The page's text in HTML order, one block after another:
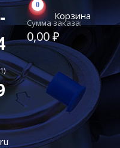
0
Корзина
Сумма заказа:
0,00 ₽